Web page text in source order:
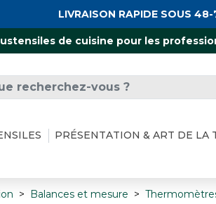
de cuisine pour les
PRÉSENTATION & ART DE LA
LIVRAISON RAPIDE SOUS 48-
Balances et mesure